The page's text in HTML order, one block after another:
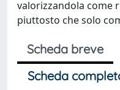
valorizzandola come
piuttosto che solo
Scheda breve
Scheda